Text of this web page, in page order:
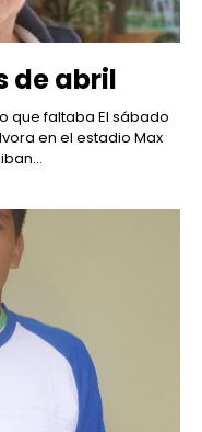
de abril
El sábado
en el estadio Max